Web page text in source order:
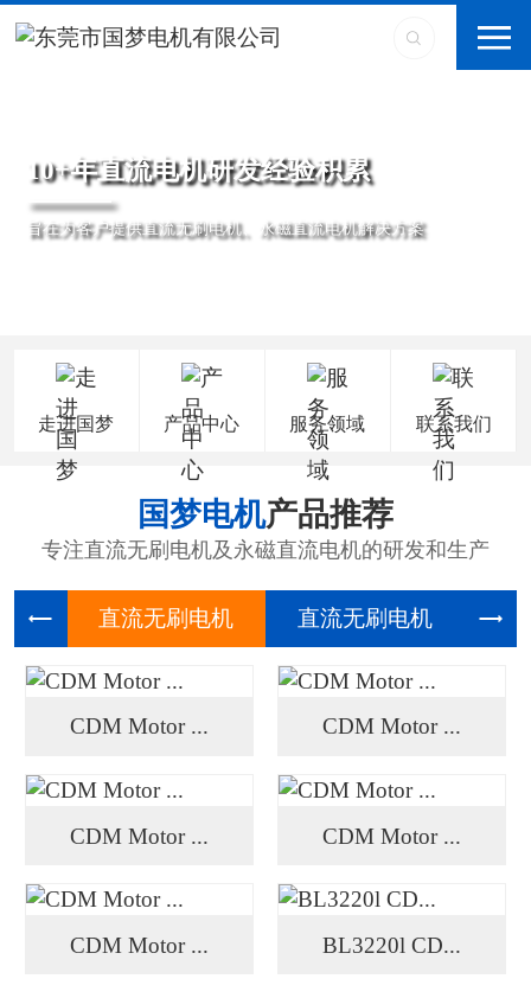
10+年直流电机研发经验积累
旨在为客户提供直流无刷电机、永磁直流电机解决方案
走进国梦 产品中心 服务领域 联系我们
国梦电机产品推荐
专注直流无刷电机及永磁直流电机的研发和生产
直流无刷 直流无刷 高压
CDM Motor ... CDM Motor ...
CDM Motor ... CDM Motor ...
CDM Motor ... BL3220l CD...